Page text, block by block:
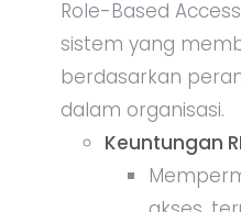
Role-Based
sistem yang
berdasarkan
dalam organisasi.
Keuntungan